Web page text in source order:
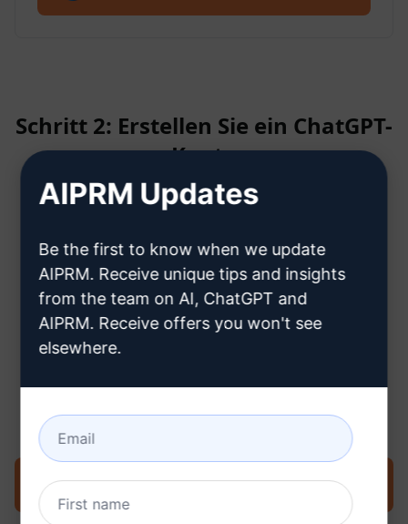
Schritt 2: Erstellen Sie ein ChatGPT-
Konto
ChatGPT-Konto erstellen können
Prompt jetzt in ChatGPT ausprobieren
AIPRM Updates
Be the first to know when we update
AIPRM. Receive unique tips and insights
from the team on AI, ChatGPT and
AIPRM. Receive offers you won't see
elsewhere.